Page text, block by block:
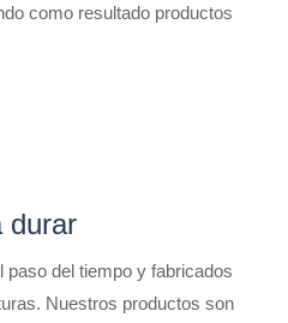
como resultado productos
durar
paso del tiempo y fabricados
Nuestros productos son